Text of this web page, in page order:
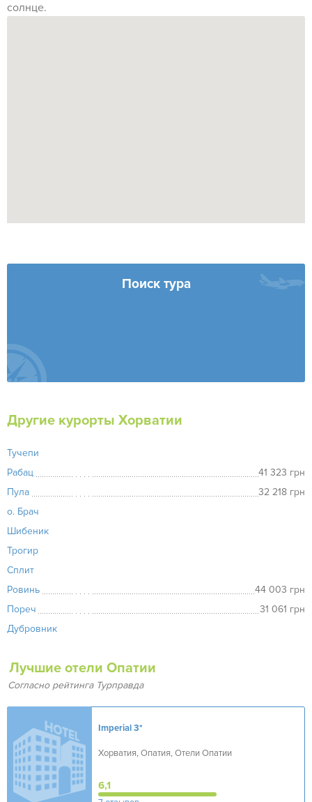
солнце.
Поиск тура
Другие курорты Хорватии
Тучепи
Рабац
41 323 грн
Пула
32 218 грн
о. Брач
Шибеник
Трогир
Сплит
Ровинь
44 003 грн
Пореч
31 061 грн
Дубровник
Лучшие отели Опатии
Согласно рейтинга Турправда
Imperial3*
Хорватия, Опатия, Отели Опатии
6,1